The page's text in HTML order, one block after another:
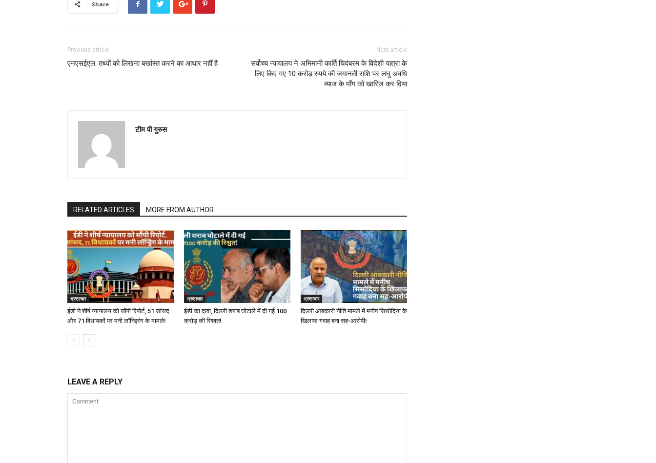
Share
Previous article
एनएसईएल: तथ्यों को लिखना बर्खास्त करने का आधार नहीं है
Next article
सर्वोच्च न्यायालय ने अभिमानी कार्ति चिदंबरम के विदेशी यात्रा के
लिए किए गए 10 करोड़ रुपये की जमानती राशि पर लघु अवधि
ब्याज के माँग को खारिज कर दिया
टीम पी गुरुस
RELATED ARTICLES MORE FROM AUTHOR
भ्रष्टाचार
ईडी ने शीर्ष न्यायालय को सौंपी रिपोर्ट, 51 सांसद
और 71 विधायकों पर मनी लॉन्ड्रिंग के मामले!
भ्रष्टाचार
ईडी का दावा, दिल्ली शराब घोटाले में दी गई ₹100
करोड़ की रिश्वत!
भ्रष्टाचार
दिल्‍ली आबकारी नीति मामले में मनीष सिसोदिया के
खिलाफ गवाह बना सह-आरोपी!
LEAVE A REPLY